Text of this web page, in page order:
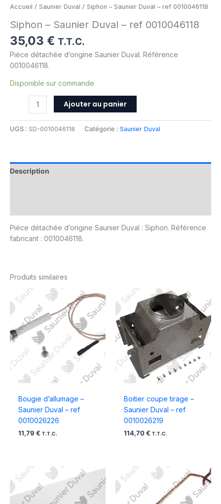
Accueil / Saunier Duval / Siphon – Saunier Duval – ref 0010046118
Siphon – Saunier Duval – ref 0010046118
35,03 € T.T.C.
Pièce détachée d’origine Saunier Duval. Référence
0010046118.
Disponible sur commande
Ajouter au panier
UGS : SD-0010046118 Catégorie : Saunier Duval
Description
Pièce détachée d’origine Saunier Duval : Siphon. Référence
fabricant : 0010046118.
Produits similaires
Bougie d’allumage –
Saunier Duval – ref
0010026226
11,79 € T.T.C.
Boitier coupe tirage –
Saunier Duval – ref
0010026219
114,70 € T.T.C.